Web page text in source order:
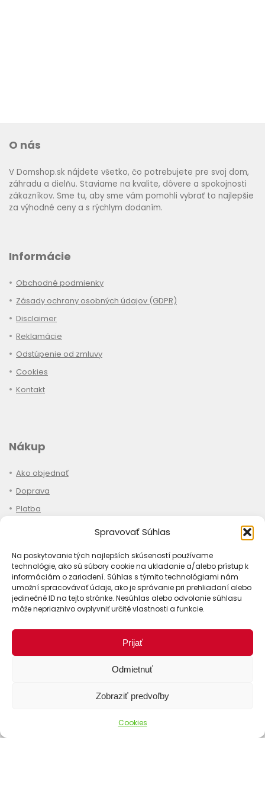
Spravovať Súhlas
Na poskytovanie tých najlepších skúseností používame
technológie, ako sú súbory cookie na ukladanie a/alebo prístup k
informáciám o zariadení. Súhlas s týmito technológiami nám
umožní spracovávať údaje, ako je správanie pri prehliadaní alebo
jedinečné ID na tejto stránke. Nesúhlas alebo odvolanie súhlasu
môže nepriaznivo ovplyvniť určité vlastnosti a funkcie.
Prijať
Odmietnuť
Zobraziť predvoľby
Cookies
O nás
V Domshop.sk nájdete všetko, čo potrebujete pre svoj dom,
záhradu a dielňu. Staviame na kvalite, dôvere a spokojnosti
zákazníkov. Sme tu, aby sme vám pomohli vybrať to najlepšie
za výhodné ceny a s rýchlym dodaním.
Informácie
Obchodné podmienky
Zásady ochrany osobných údajov (GDPR)
Disclaimer
Reklamácie
Odstúpenie od zmluvy
Cookies
Kontakt
Nákup
Ako objednať
Doprava
Platba